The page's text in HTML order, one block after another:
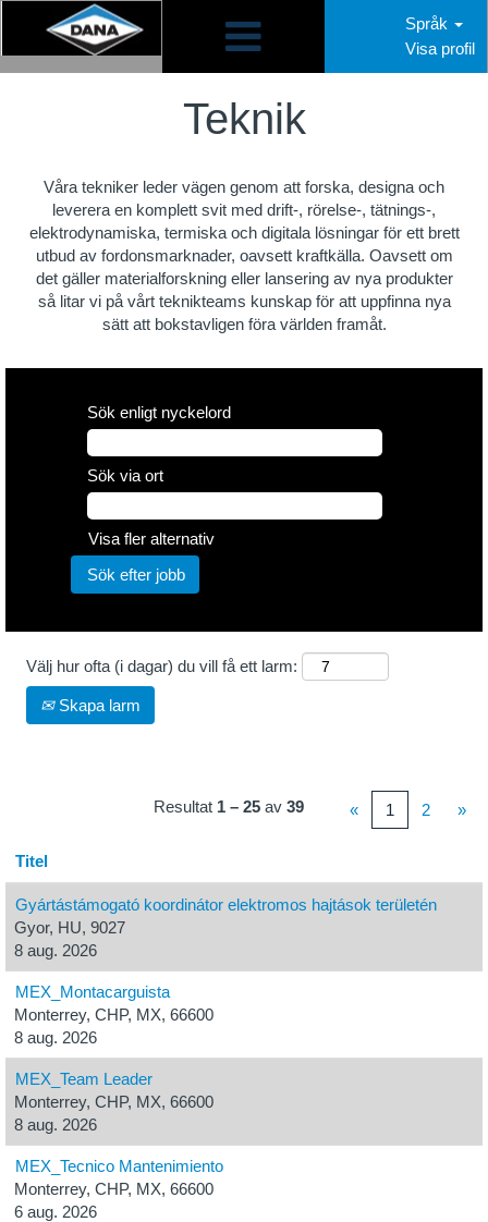
Språk
Visa profil
Teknik
Våra tekniker leder vägen genom att forska, designa och
leverera en komplett svit med drift-, rörelse-, tätnings-,
elektrodynamiska, termiska och digitala lösningar för ett brett
utbud av fordonsmarknader, oavsett kraftkälla. Oavsett om
det gäller materialforskning eller lansering av nya produkter
så litar vi på vårt teknikteams kunskap för att uppfinna nya
sätt att bokstavligen föra världen framåt.
Sök enligt nyckelord
Sök via ort
Visa fler alternativ
Välj hur ofta (i dagar) du vill få ett larm:
Skapa larm
Resultat 1 – 25 av 39 « 1 2 »
Titel
Gyártástámogató koordinátor elektromos hajtások területén
Gyor, HU, 9027
8 aug. 2026
MEX_Montacarguista
Monterrey, CHP, MX, 66600
8 aug. 2026
MEX_Team Leader
Monterrey, CHP, MX, 66600
8 aug. 2026
MEX_Tecnico Mantenimiento
Monterrey, CHP, MX, 66600
6 aug. 2026